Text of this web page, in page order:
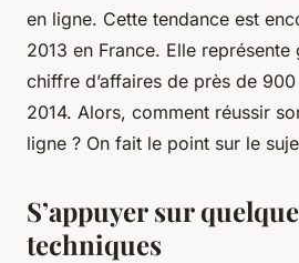
en ligne. Cette tendance est
2013 en France. Elle représente
chiffre d’affaires de près de
2014. Alors, comment réussir
ligne ? On fait le point sur le
S’appuyer sur
techniques